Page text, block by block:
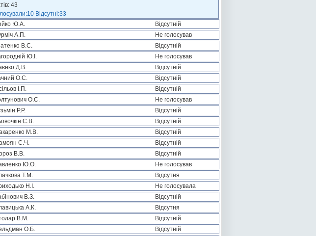
43
Відсутні:33
Ю.А.
Відсутній
А.П.
Не голосував
В.С.
Відсутній
Ю.І.
Не голосував
Д.В.
Відсутній
О.С.
Відсутній
І.П.
Відсутній
О.С.
Не голосував
Р.Р.
Відсутній
С.В.
Відсутній
М.В.
Відсутній
С.Ч.
Відсутній
В.В.
Відсутній
Ю.О.
Не голосував
Т.М.
Відсутня
Н.І.
Не голосувала
В.З.
Відсутній
А.К.
Відсутня
В.М.
Відсутній
О.Б. Відсутній